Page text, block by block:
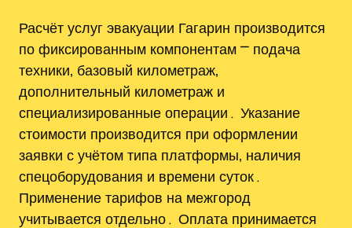
Расчёт услуг эвакуации Гагарин производится
по фиксированным компонентам ⎻ подача
техники‚ базовый километраж‚
дополнительный километраж и
специализированные операции․ Указание
стоимости производится при оформлении
заявки с учётом типа платформы‚ наличия
спецоборудования и времени суток․
Применение тарифов на межгород
учитывается отдельно․ Оплата принимается